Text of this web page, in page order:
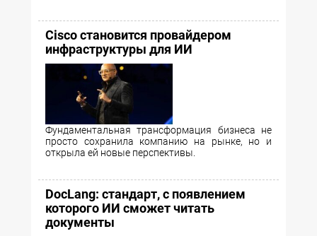
Cisco становится провайдером
инфраструктуры для ИИ
Фундаментальная трансформация бизнеса не
просто сохранила компанию на рынке, но и
открыла ей новые перспективы.
DocLang: стандарт, с появлением
которого ИИ сможет читать
документы